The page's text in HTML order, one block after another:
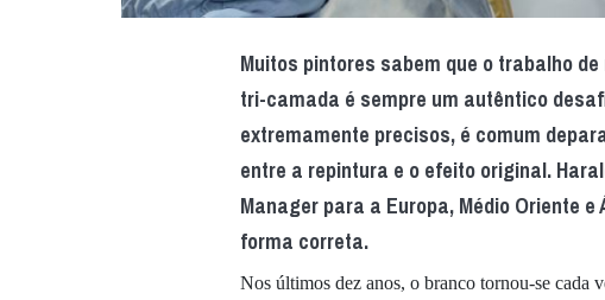
Muitos pintores sabem que o trabalho
tri-camada é sempre um autêntico
extremamente precisos, é comum
entre a repintura e o efeito original.
Manager para a Europa, Médio Oriente
forma correta.
Nos últimos dez anos, o branco tornou-se cada